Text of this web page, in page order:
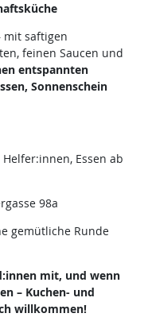
mit saftigen
feinen Saucen und
entspannten
Sonnenschein
Essen ab
98a
gemütliche Runde
mit, und wenn
– Kuchen- und
willkommen!